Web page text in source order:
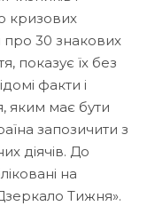
кризових
про 30 знакових
показує їх без
факти і
яким має бути
запозичити з
діячів. До
на
Тижня».